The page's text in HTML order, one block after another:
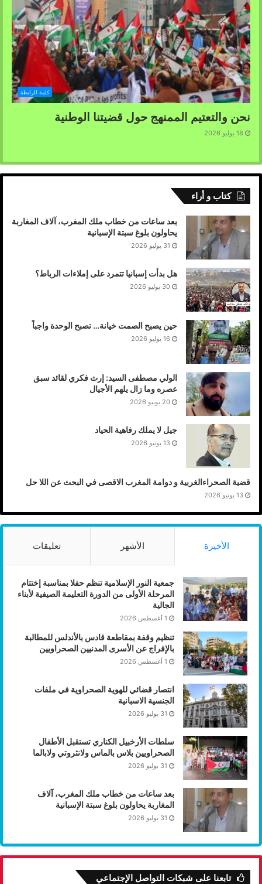
كلمة الرابطة
نحن والتعتيم الممنهج حول قضيتنا الوطنية
18 يوليو 2026
كتاب و أراء
بعد ساعات من خطاب ملك المغرب، آلاف المغاربة
يحاولون بلوغ سبتة الإسبانية
31 يوليو 2026
هل بدأت إسبانيا تتمرد على إملاءات الرباط؟
30 يوليو 2026
حين يصبح الصمت خيانة… تصبح الوحدة واجباً
16 يوليو 2026
الولي مصطفى السيد: إرث فكري لقائد سبق
عصره وما زال يلهم الأجيال
20 يونيو 2026
جيل لا يملك رفاهية الحياد
13 يونيو 2026
قضية الصحراءالغربية و دوامة المغرب الاقصى في البحث عن اللا حل
13 يونيو 2026
الأخيرة الأشهر تعليقات
جمعية النور الإسلامية تنظم حفلا بمناسبة إختتام
المرحلة الأولى من الدورة التعليمة الصيفية لأبناء
الجالية
1 أغسطس 2026
تنظيم وقفة بمقاطعة قادس بالأندلس للمطالبة
بالإفراج عن الأسرى المدنيين الصحراويين
1 أغسطس 2026
انتصار قضائي للهوية الصحراوية في ملفات
الجنسية الاسبانية
31 يوليو 2026
سلطات الأرخبيل الكناري تستقبل الأطفال
الصحراويين بلاس بالماس ولانثروتي ولابالما
31 يوليو 2026
بعد ساعات من خطاب ملك المغرب، آلاف
المغاربة يحاولون بلوغ سبتة الإسبانية
31 يوليو 2026
تابعنا على شبكات التواصل الإجتماعي